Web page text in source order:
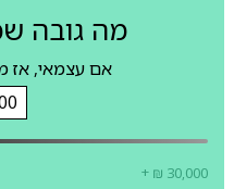
מה גובה
אם עצמאי, אז
+ ₪ 30,000